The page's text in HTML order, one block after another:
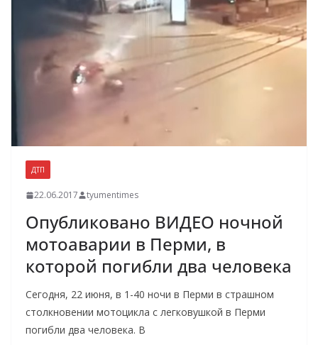
ДТП
22.06.2017 tyumentimes
Опубликовано ВИДЕО ночной
мотоаварии в Перми, в
которой погибли два человека
Сегодня, 22 июня, в 1-40 ночи в Перми в страшном
столкновении мотоцикла с легковушкой в Перми
погибли два человека. В